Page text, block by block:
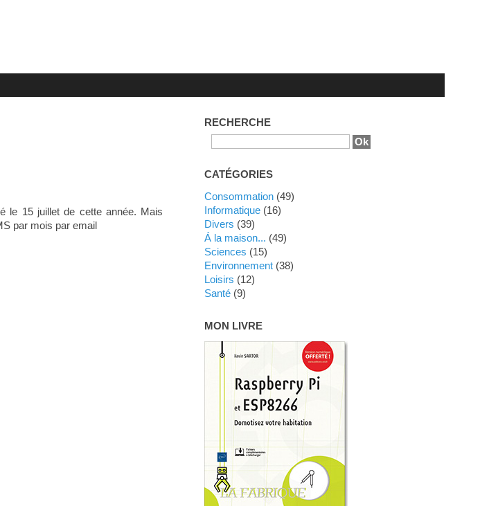
le 15 juillet de cette année. Mais
par mois par email
RECHERCHE
CATÉGORIES
Consommation (49)
Informatique (16)
Divers (39)
Á la maison... (49)
Sciences (15)
Environnement (38)
Loisirs (12)
Santé (9)
MON LIVRE